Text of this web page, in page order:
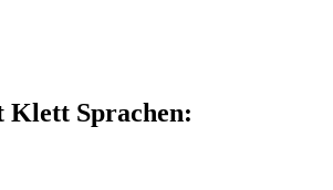
Sprachen: